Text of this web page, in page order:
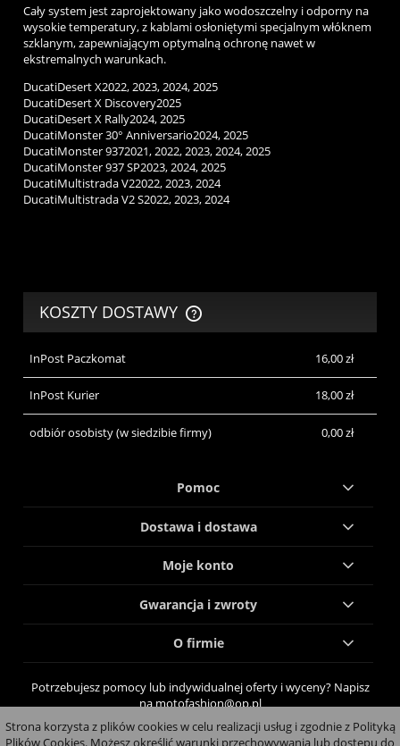
Strona korzysta z plików cookies w celu realizacji usług i zgodnie z Polityką
Plików Cookies. Możesz określić warunki przechowywania lub dostępu do
Cały system jest zaprojektowany jako wodoszczelny i odporny na
wysokie temperatury, z kablami osłoniętymi specjalnym włóknem
szklanym, zapewniającym optymalną ochronę nawet w
ekstremalnych warunkach.
DucatiDesert X2022, 2023, 2024, 2025
DucatiDesert X Discovery2025
DucatiDesert X Rally2024, 2025
DucatiMonster 30° Anniversario2024, 2025
DucatiMonster 9372021, 2022, 2023, 2024, 2025
DucatiMonster 937 SP2023, 2024, 2025
DucatiMultistrada V22022, 2023, 2024
DucatiMultistrada V2 S2022, 2023, 2024
KOSZTY DOSTAWY
CENA NIE ZAWIERA EWENTUALNYCH KOSZTÓW PŁATNOŚCI
InPost Paczkomat 16,00 zł
InPost Kurier 18,00 zł
odbiór osobisty(w siedzibie firmy) 0,00 zł
Pomoc
Dostawa i dostawa
Moje konto
Gwarancja i zwroty
O firmie
Potrzebujesz pomocy lub indywidualnej oferty i wyceny? Napisz
na motofashion@op.pl
pokaż pełną wersję strony